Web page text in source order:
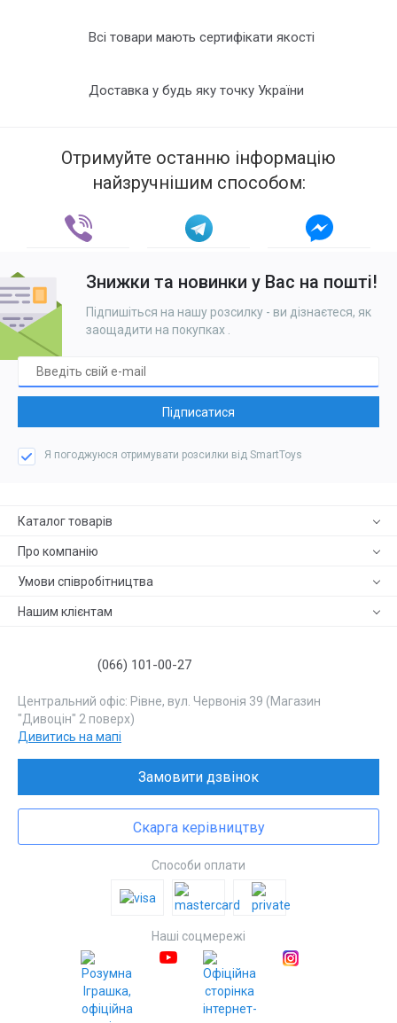
Всі товари мають сертифікати якості
Доставка у будь яку точку України
Отримуйте останню інформацію
найзручнішим способом:
Знижки та новинки у Вас на пошті!
Підпишіться на нашу розсилку - ви дізнаєтеся, як
заощадити на покупках .
Підписатися
Я погоджуюся отримувати розсилки від SmartToys
Каталог товарів
Про компанію
Умови співробітництва
Нашим клієнтам
(066) 101-00-27
Центральний офіс: Рівне, вул. Червонія 39 (Магазин
"Дивоцін" 2 поверх)
Дивитись на мапі
Замовити дзвінок
Скарга керівництву
Способи оплати
Наші соцмережі